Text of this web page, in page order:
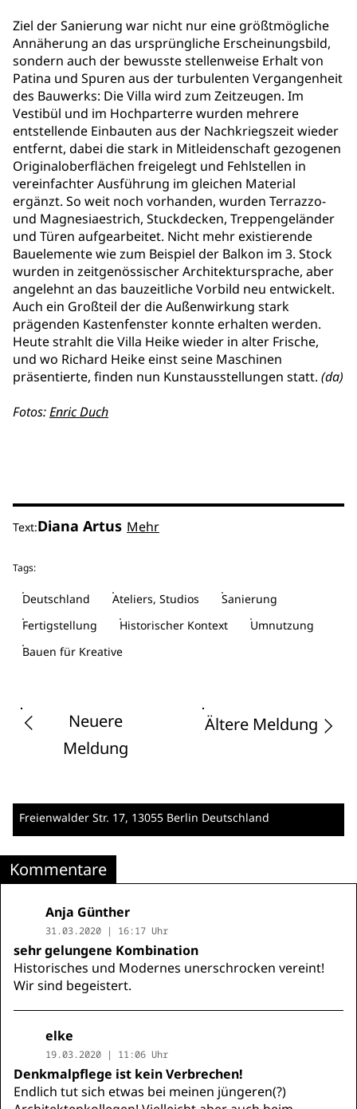
Ziel der Sanierung war nicht nur eine größtmögliche
Annäherung an das ursprüngliche Erscheinungsbild,
sondern auch der bewusste stellenweise Erhalt von
Patina und Spuren aus der turbulenten Vergangenheit
des Bauwerks: Die Villa wird zum Zeitzeugen. Im
Vestibül und im Hochparterre wurden mehrere
entstellende Einbauten aus der Nachkriegszeit wieder
entfernt, dabei die stark in Mitleidenschaft gezogenen
Originaloberflächen freigelegt und Fehlstellen in
vereinfachter Ausführung im gleichen Material
ergänzt. So weit noch vorhanden, wurden Terrazzo-
und Magnesiaestrich, Stuckdecken, Treppengeländer
und Türen aufgearbeitet. Nicht mehr existierende
Bauelemente wie zum Beispiel der Balkon im 3. Stock
wurden in zeitgenössischer Architektursprache, aber
angelehnt an das bauzeitliche Vorbild neu entwickelt.
Auch ein Großteil der die Außenwirkung stark
prägenden Kastenfenster konnte erhalten werden.
Heute strahlt die Villa Heike wieder in alter Frische,
und wo Richard Heike einst seine Maschinen
präsentierte, finden nun Kunstausstellungen statt. (da)
Fotos:Enric Duch
Text:Diana Artus Mehr
Tags:
Deutschland Ateliers, Studios
Sanierung
Fertigstellung
Historischer Kontext
Umnutzung
Bauen für Kreative
Neuere
Meldung
Ältere Meldung
Freienwalder Str. 17, 13055 Berlin Deutschland
Kommentare
Anja Günther
31.03.2020 | 16:17 Uhr
sehr gelungene Kombination
Historisches und Modernes unerschrocken vereint!
Wir sind begeistert.
elke
19.03.2020 | 11:06 Uhr
Denkmalpflege ist kein Verbrechen!
Endlich tut sich etwas bei meinen jüngeren(?)